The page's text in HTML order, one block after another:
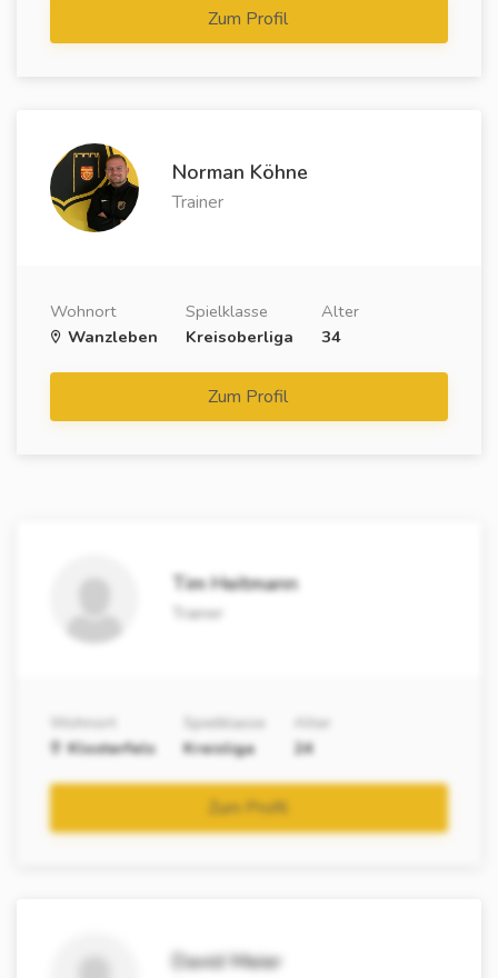
Zum Profil
Norman Köhne
Trainer
Wohnort
Wanzleben
Spielklasse
Kreisoberliga
Alter
34
Zum Profil
Tim Heitmann
Trainer
Wohnort
Klosterfels
Spielklasse
Kreisliga
Alter
24
Zum Profil
David Meier